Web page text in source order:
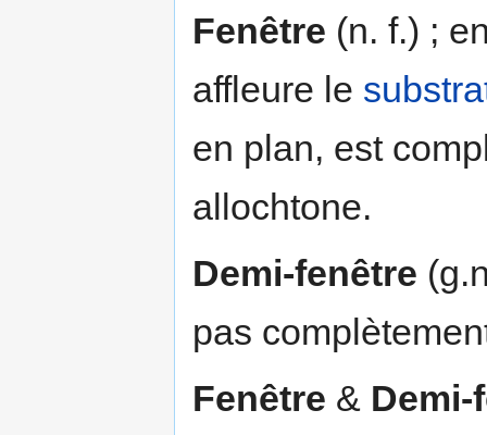
Fenêtre (n. f.) ;
affleure le
en plan, est
allochtone.
Demi-fenêtre
pas
Fenêtre & Demi-